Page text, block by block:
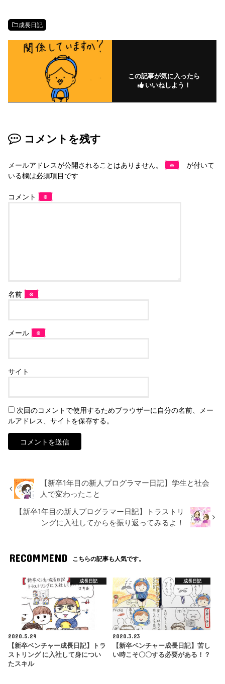
成長日記
この記事が気に入ったら
いいねしよう！
コメントを残す
メールアドレスが公開されることはありません。 ※
が付いて
いる欄は必須項目です
コメント ※
名前 ※
メール ※
サイト
次回のコメントで使用するためブラウザーに自分の名前、メー
ルアドレス、サイトを保存する。
【新卒1年目の新人プログラマー日記】学生と社会
人で変わったこと
【新卒1年目の新人プログラマー日記】トラストリ
ングに入社してからを振り返ってみるよ！
RECOMMEND こちらの記事も人気です。
成長日記
2020.5.29
【新卒ベンチャー成長日記】トラ
ストリング に入社して身につい
たスキル
成長日記
2020.3.23
【新卒ベンチャー成長日記】苦し
い時こそ〇〇する必要がある！？